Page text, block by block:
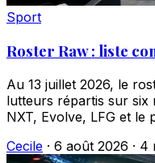
Sport
Roster Raw : liste
Au 13 juillet 2026, le
lutteurs répartis sur six
NXT, Evolve, LFG et le
Cecile · 6 août 2026 · 4